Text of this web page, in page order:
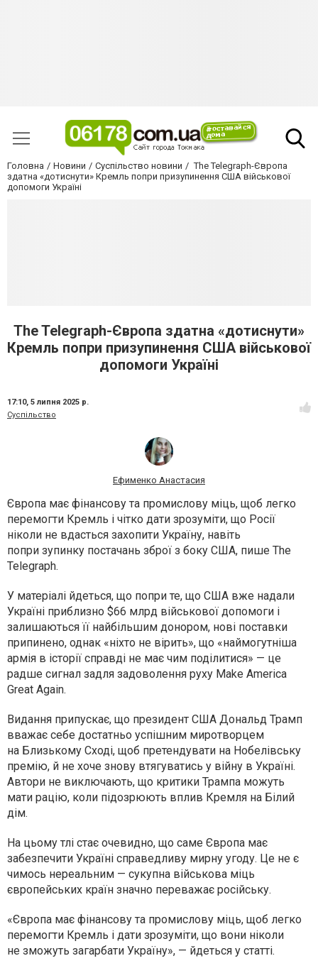
Головна Новини Суспільство новини
The Telegraph-Європа
здатна «дотиснути» Кремль попри призупинення США військової
допомоги Україні
The Telegraph-Європа здатна «дотиснути»
Кремль попри призупинення США військової
допомоги Україні
17:10, 5 липня 2025 р.
Суспільство
Ефименко Анастасия
Європа має фінансову та промислову міць, щоб легко
перемогти Кремль і чітко дати зрозуміти, що Росії
ніколи не вдасться захопити Україну, навіть
попри зупинку постачань зброї з боку США, пише The
Telegraph.
У матеріалі йдеться, що попри те, що США вже надали
Україні приблизно $66 млрд військової допомоги і
залишаються її найбільшим донором, нові поставки
припинено, однак «ніхто не вірить», що «наймогутніша
армія в історії справді не має чим поділитися» — це
радше сигнал задля задоволення руху Make America
Great Again.
Видання припускає, що президент США Дональд Трамп
вважає себе достатньо успішним миротворцем
на Близькому Сході, щоб претендувати на Нобелівську
премію, й не хоче знову втягуватись у війну в Україні.
Автори не виключають, що критики Трампа можуть
мати рацію, коли підозрюють вплив Кремля на Білий
дім.
На цьому тлі стає очевидно, що саме Європа має
забезпечити Україні справедливу мирну угоду. Це не є
чимось нереальним — сукупна військова міць
європейських країн значно переважає російську.
«Європа має фінансову та промислову міць, щоб легко
перемогти Кремль і дати зрозуміти, що вони ніколи
не зможуть загарбати Україну», — йдеться у статті.